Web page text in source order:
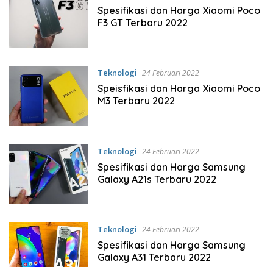
Spesifikasi dan Harga Xiaomi Poco
F3 GT Terbaru 2022
Teknologi 24 Februari 2022
Speisfikasi dan Harga Xiaomi Poco
M3 Terbaru 2022
Teknologi 24 Februari 2022
Spesifikasi dan Harga Samsung
Galaxy A21s Terbaru 2022
Teknologi 24 Februari 2022
Spesifikasi dan Harga Samsung
Galaxy A31 Terbaru 2022